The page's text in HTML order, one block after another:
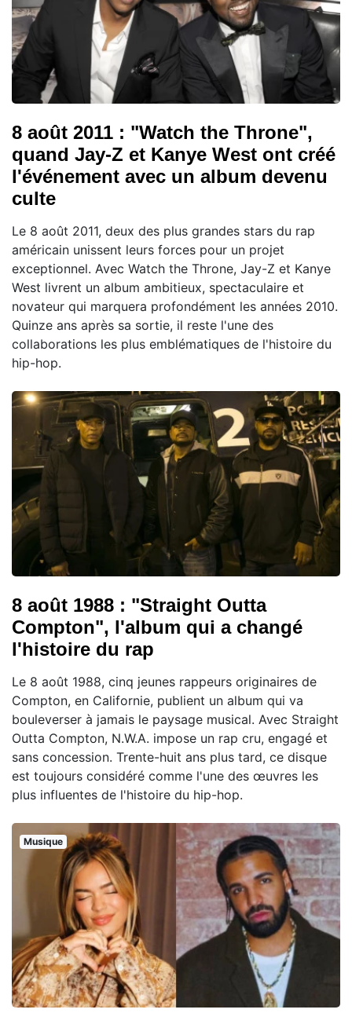
8 août 2011 : "Watch the Throne",
quand Jay-Z et Kanye West ont créé
l'événement avec un album devenu
culte
Le 8 août 2011, deux des plus grandes stars du rap
américain unissent leurs forces pour un projet
exceptionnel. Avec Watch the Throne, Jay-Z et Kanye
West livrent un album ambitieux, spectaculaire et
novateur qui marquera profondément les années 2010.
Quinze ans après sa sortie, il reste l'une des
collaborations les plus emblématiques de l'histoire du
hip-hop.
8 août 1988 : "Straight Outta
Compton", l'album qui a changé
l'histoire du rap
Le 8 août 1988, cinq jeunes rappeurs originaires de
Compton, en Californie, publient un album qui va
bouleverser à jamais le paysage musical. Avec Straight
Outta Compton, N.W.A. impose un rap cru, engagé et
sans concession. Trente-huit ans plus tard, ce disque
est toujours considéré comme l'une des œuvres les
plus influentes de l'histoire du hip-hop.
Musique